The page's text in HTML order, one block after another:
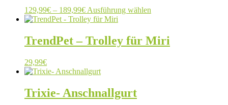
129,99€ – 189,99€Preisspanne:
129,99€
189,99€
Ausführung wählen
mehrere
Varianten
TrendPet – Trolley für Miri
29,99€
Trixie- Anschnallgurt